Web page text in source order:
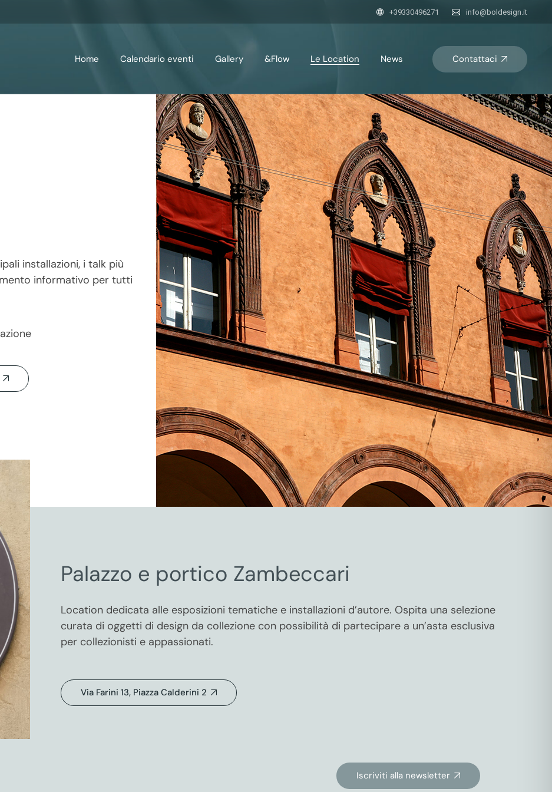
+39330496271 info@boldesign.it
Home Calendario eventi Gallery &Flow Le Location News Contattaci
installazioni, i talk più
informativo per tutti
Palazzo e portico Zambeccari
Location dedicata alle esposizioni tematiche e installazioni d’autore. Ospita una selezione
curata di oggetti di design da collezione con possibilità di partecipare a un’asta esclusiva
per collezionisti e appassionati.
Via Farini 13, Piazza Calderini 2
Iscriviti alla newsletter